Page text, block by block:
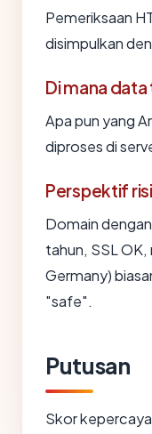
Pemeriksaan
disimpulkan
Di mana
Apa pun yang
diproses di
Perspektif
Domain
tahun, SSL
Germany)
"safe".
Putusan
Skor